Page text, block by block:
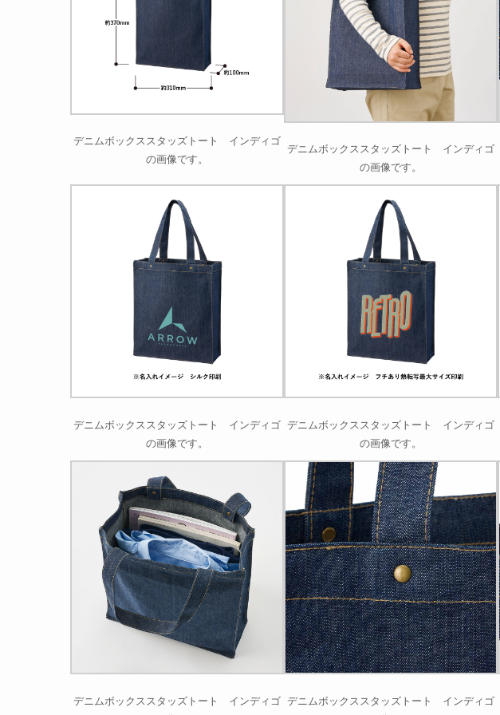
デニムボックススタッズトート インディゴ
の画像です。
デニムボックススタッズトート インディゴ
の画像です。
デニムボックススタッズトート インディゴ
の画像です。
デニムボックススタッズトート インディゴ
の画像です。
デニムボックススタッズトート インディゴ デニムボックススタッズトート インディゴ